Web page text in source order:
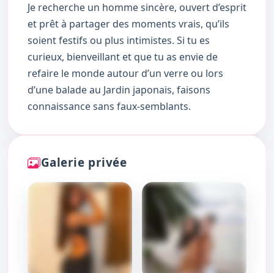
Je recherche un homme sincère, ouvert d’esprit
et prêt à partager des moments vrais, qu’ils
soient festifs ou plus intimistes. Si tu es
curieux, bienveillant et que tu as envie de
refaire le monde autour d’un verre ou lors
d’une balade au Jardin japonais, faisons
connaissance sans faux-semblants.
Galerie privée